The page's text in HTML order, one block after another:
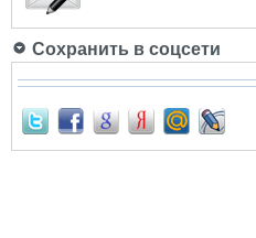
Сохранить в соцсети